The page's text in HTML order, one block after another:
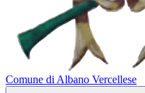
Comune di Albano Vercellese